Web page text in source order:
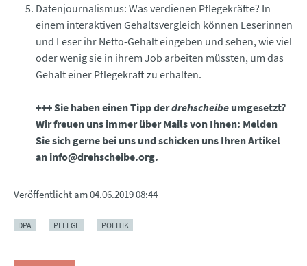
Datenjournalismus: Was verdienen Pflegekräfte? In
einem interaktiven Gehaltsvergleich können Leserinnen
und Leser ihr Netto-Gehalt eingeben und sehen, wie viel
oder wenig sie in ihrem Job arbeiten müssten, um das
Gehalt einer Pflegekraft zu erhalten.
+++ Sie haben einen Tipp derdrehscheibe umgesetzt?
Wir freuen uns immer über Mails von Ihnen: Melden
Sie sich gerne bei uns und schicken uns Ihren Artikel
an info@drehscheibe.org.
Veröffentlicht am04.06.2019 08:44
DPA PFLEGE POLITIK